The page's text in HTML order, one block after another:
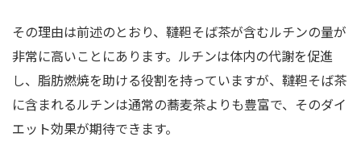
その理由は前述のとおり、韃靼そば茶が含むルチンの量が
非常に高いことにあります。ルチンは体内の代謝を促進
し、脂肪燃焼を助ける役割を持っていますが、韃靼そば茶
に含まれるルチンは通常の蕎麦茶よりも豊富で、そのダイ
エット効果が期待できます。